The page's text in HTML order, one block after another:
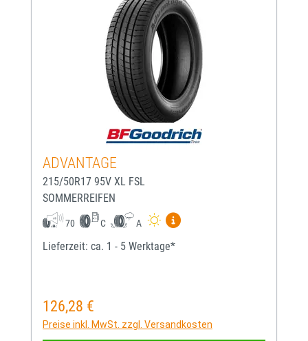
ADVANTAGE
215/50R17 95V XL FSL
SOMMERREIFEN
70 C A
Mehr Informationen zum
Lieferzeit: ca. 1 - 5 Werktage*
Regulärer Preis:
126,28 €
Preise inkl. MwSt. zzgl. Versandkosten